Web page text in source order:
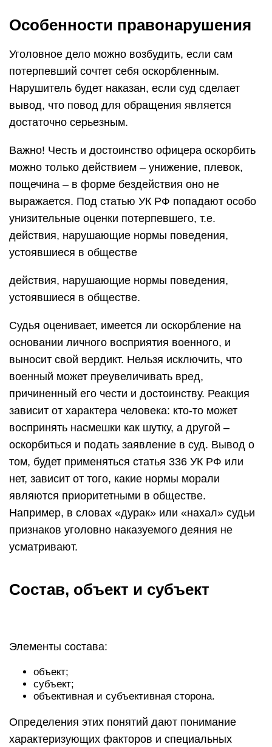
Особенности правонарушения
Уголовное дело можно возбудить, если сам
потерпевший сочтет себя оскорбленным.
Нарушитель будет наказан, если суд сделает
вывод, что повод для обращения является
достаточно серьезным.
Важно! Честь и достоинство офицера оскорбить
можно только действием – унижение, плевок,
пощечина – в форме бездействия оно не
выражается. Под статью УК РФ попадают особо
унизительные оценки потерпевшего, т.е.
действия, нарушающие нормы поведения,
устоявшиеся в обществе
действия, нарушающие нормы поведения,
устоявшиеся в обществе.
Судья оценивает, имеется ли оскорбление на
основании личного восприятия военного, и
выносит свой вердикт. Нельзя исключить, что
военный может преувеличивать вред,
причиненный его чести и достоинству. Реакция
зависит от характера человека: кто-то может
воспринять насмешки как шутку, а другой –
оскорбиться и подать заявление в суд. Вывод о
том, будет применяться статья 336 УК РФ или
нет, зависит от того, какие нормы морали
являются приоритетными в обществе.
Например, в словах «дурак» или «нахал» судьи
признаков уголовно наказуемого деяния не
усматривают.
Состав, объект и субъект
Элементы состава:
объект;
субъект;
объективная и субъективная сторона.
Определения этих понятий дают понимание
характеризующих факторов и специальных